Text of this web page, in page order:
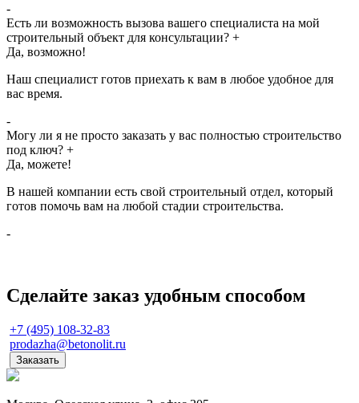
-
Есть ли возможность вызова вашего специалиста на мой
строительный объект для консультации? +
Да, возможно!
Наш специалист готов приехать к вам в любое удобное для
вас время.
-
Могу ли я не просто заказать у вас полностью строительство
под ключ? +
Да, можете!
В нашей компании есть свой строительный отдел, который
готов помочь вам на любой стадии строительства.
-
Сделайте заказ удобным способом
+7 (495) 108-32-83
prodazha@betonolit.ru
Заказать